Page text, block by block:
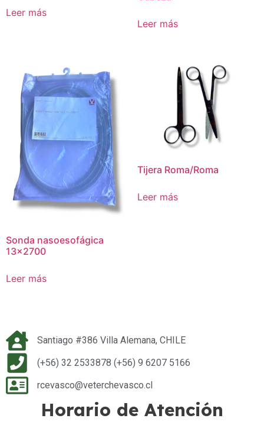
Leer más
Leer más
Sonda nasoesofágica
13×2700
Leer más
Tijera Roma/Roma
Leer más
Santiago #386 Villa Alemana, CHILE
(+56) 32 2533878 (+56) 9 6207 5166
rcevasco@veterchevasco.cl
Horario de Atención